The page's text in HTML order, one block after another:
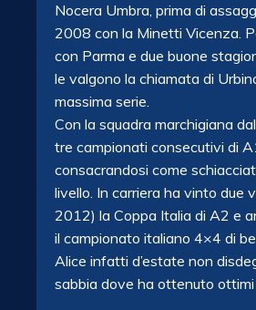
Nocera Umbra, prima di
2008 con la Minetti Vicenza.
con Parma e due buone
le valgono la chiamata di
massima serie.
Con la squadra marchigiana
tre campionati consecutivi di
consacrandosi come
livello. In carriera ha vinto due
2012) la Coppa Italia di A2 e
il campionato italiano 4×4 di
Alice infatti d’estate non
sabbia dove ha ottenuto ottimi